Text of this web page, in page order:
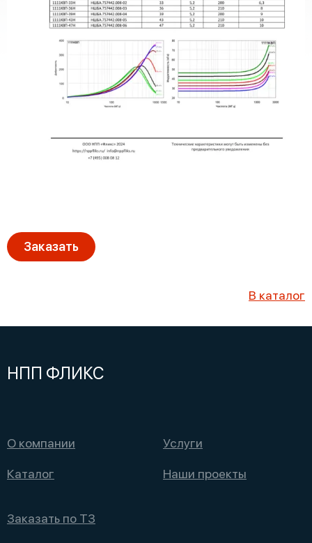
Заказать
В каталог
НПП ФЛИКС
О компании
Каталог
Услуги
Наши проекты
Заказать по ТЗ